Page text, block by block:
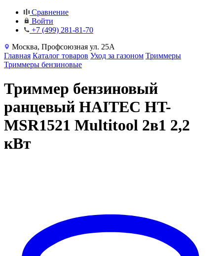
Сравнение
Войти
+7 (499) 281-81-70
Москва, Профсоюзная ул. 25А
Главная Каталог товаров Уход за газоном Триммеры
Триммеры бензиновые
Триммер бензиновый
ранцевый HAITEC HT-
MSR1521 Multitool 2в1 2,2
кВт